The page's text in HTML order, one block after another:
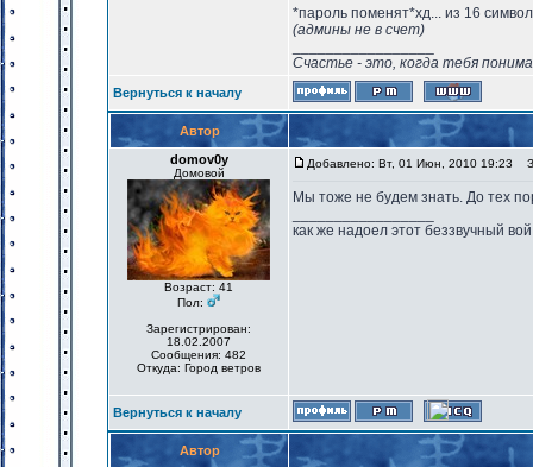
*пароль поменят*хд... из 16
(админы не в счет)
Счастье - это, когда тебя
Вернуться к началу
Автор
domov0y
Домовой
Возраст: 41
Пол:
Зарегистрирован:
18.02.2007
Сообщения: 482
Откуда: Город ветров
Добавлено: Вт, 01 Июн, 2010 19:23
Мы тоже не будем знать. До тех
как же надоел этот беззвучный
Вернуться к началу
Автор